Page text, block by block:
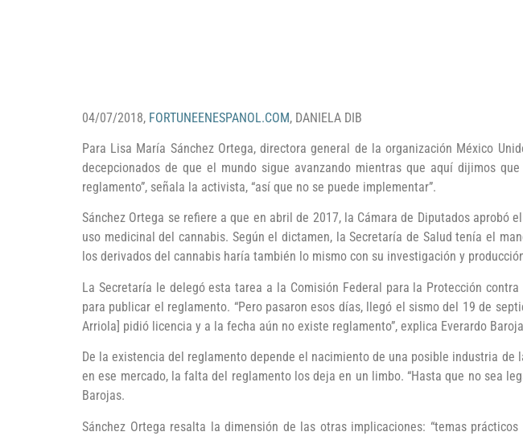
04/07/2018, FORTUNEENESPANOL.COM, DANIELA DIB
Para Lisa María Sánchez Ortega, directora general de la organización México
decepcionados de que el mundo sigue avanzando mientras que aquí dijimos
reglamento”, señala la activista, “así que no se puede implementar”.
Sánchez Ortega se refiere a que en abril de 2017, la Cámara de Diputados
uso medicinal del cannabis. Según el dictamen, la Secretaría de Salud tenía el
los derivados del cannabis haría también lo mismo con su investigación y
La Secretaría le delegó esta tarea a la Comisión Federal para la Protección
para publicar el reglamento. “Pero pasaron esos días, llegó el sismo del 19 de
Arriola] pidió licencia y a la fecha aún no existe reglamento”, explica Everardo
De la existencia del reglamento depende el nacimiento de una posible industria
en ese mercado, la falta del reglamento los deja en un limbo. “Hasta que no sea
Barojas.
Sánchez Ortega resalta la dimensión de las otras implicaciones: “temas